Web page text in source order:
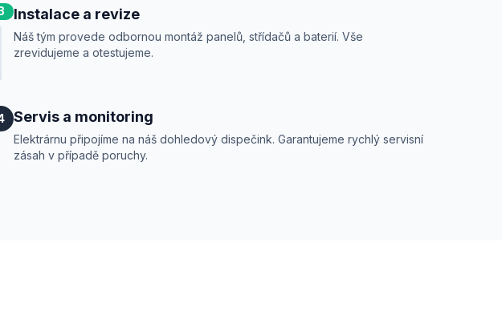
Instalace a revize
Náš tým provede odbornou montáž panelů, střídačů a baterií. Vše
zrevidujeme a otestujeme.
Servis a monitoring
Elektrárnu připojíme na náš dohledový dispečink. Garantujeme rychlý servisní
zásah v případě poruchy.